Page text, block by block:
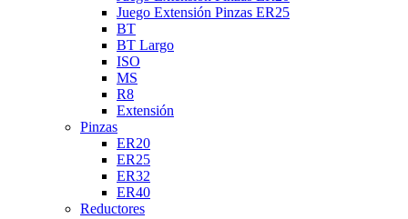
Juego Extensión Pinzas ER25
BT
BT Largo
ISO
MS
R8
Extensión
Pinzas
ER20
ER25
ER32
ER40
Reductores